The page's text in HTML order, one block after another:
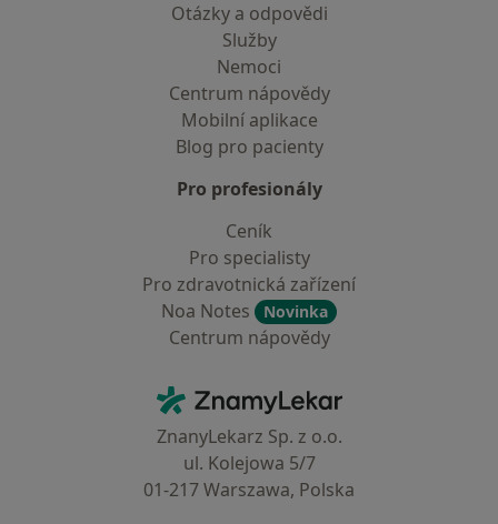
Otázky a odpovědi
Služby
Nemoci
Centrum nápovědy
Mobilní aplikace
Blog pro pacienty
Pro profesionály
Ceník
Pro specialisty
Pro zdravotnická zařízení
Noa Notes
Novinka
Centrum nápovědy
ZnamyLekar - Hlavní stránka
ZnanyLekarz Sp. z o.o.
ul. Kolejowa 5/7
01-217 Warszawa, Polska